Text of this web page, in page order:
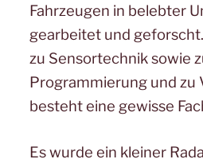
Fahrzeugen in belebter
gearbeitet und
zu Sensortechnik sowie
Programmierung und zu
besteht eine gewisse
Es wurde ein kleiner